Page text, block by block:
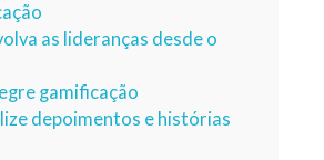
as lideranças desde o
gamificação
depoimentos e histórias